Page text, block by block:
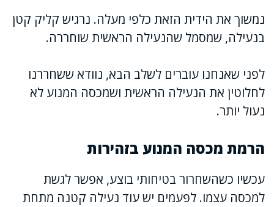
נמשוך את הידית הזאת כלפי מעלה. נרגיש קליק קטן
בנעילה, שמסמל שהנעילה הראשית שוחררה.
לפני שאנחנו עוברים לשלב הבא, נוודא ששחררנו
לחלוטין את הנעילה הראשית ושמכסה המנוע לא
נעול יותר.
הרמת מכסה המנוע בזהירות
עכשיו כשהשחרור בטיחותי בוצע, אפשר לגשת
למכסה עצמו. לפעמים יש עוד נעילה קטנה מתחת